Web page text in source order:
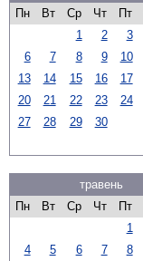
Пн
Вт Ср Чт Пт
1
2 3
6
7 8 9 10
13
14 15 16 17
20
21 22 23 24
27
28 29 30
травень
Пн
Вт Ср Чт Пт
1
4
5 6 7 8